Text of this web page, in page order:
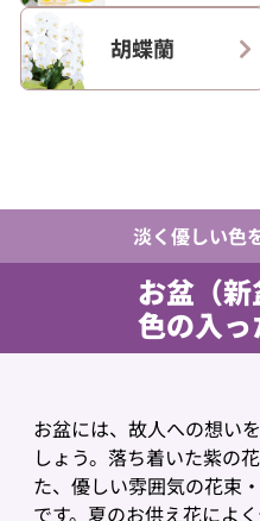
胡蝶蘭
淡く優しい色
お盆（新
色の入
お盆には、故人への想い
しょう。落ち着いた紫の
た、優しい雰囲気の花束
です。夏のお供え花によ